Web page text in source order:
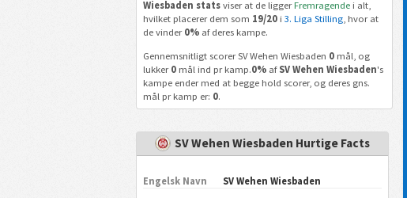
Wiesbaden statsviser at de liggerFremragendei alt,
hvilket placerer dem som 19/20i 3. Liga Stilling, hvor at
de vinder 0%af deres kampe.
Gennemsnitligt scorer SV Wehen Wiesbaden 0mål, og
lukker 0mål ind pr kamp.0%af SV Wehen Wiesbaden's
kampe ender med at begge hold scorer, og deres gns.
mål pr kamp er: 0.
SV Wehen Wiesbaden Hurtige Facts
Engelsk Navn SV Wehen Wiesbaden